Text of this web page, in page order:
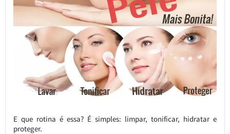
E que rotina é essa? É simples: limpar, tonificar, hidratar e
proteger.